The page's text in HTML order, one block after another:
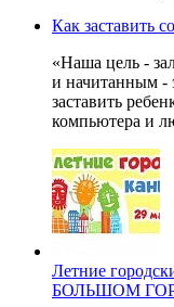
Как заставить
«Наша цель -
и начитанным -
заставить
компьютера и
Летние
БОЛЬШОМ